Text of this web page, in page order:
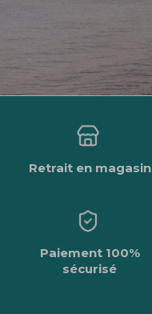
Retrait en magasin
Paiement 100%
sécurisé